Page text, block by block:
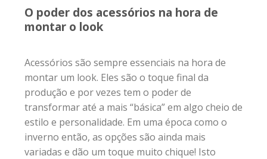
O poder dos acessórios na hora de
montar o look
Acessórios são sempre essenciais na hora de
montar um look. Eles são o toque final da
produção e por vezes tem o poder de
transformar até a mais “básica” em algo cheio de
estilo e personalidade. Em uma época como o
inverno então, as opções são ainda mais
variadas e dão um toque muito chique! Isto